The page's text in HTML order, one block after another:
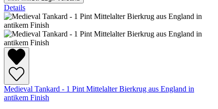
Details
Medieval Tankard - 1 Pint Mittelalter Bierkrug aus England in
antikem Finish